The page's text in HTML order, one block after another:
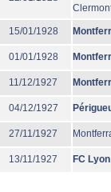
15/01/1928
01/01/1928
11/12/1927
04/12/1927
27/11/1927
13/11/1927 FC Lyon